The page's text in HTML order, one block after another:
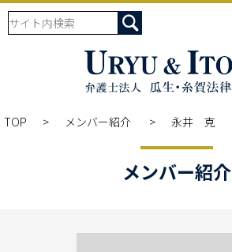
TOP メンバー紹介 永井 克
メンバー紹介